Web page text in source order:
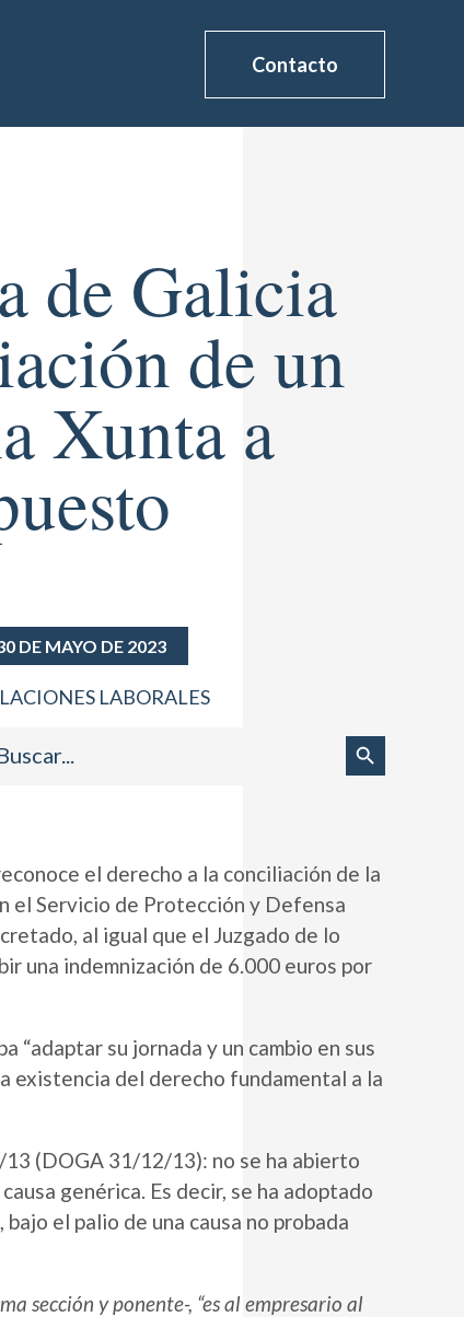
Contacto
de Galicia
de un
Xunta a
DE MAYO DE 2023
LABORALES
Botón de búsqueda
el derecho a la conciliación de la
el Servicio de Protección y Defensa
al igual que el Juzgado de lo
una indemnización de 6.000 euros por
“adaptar su jornada y un cambio en sus
existencia del derecho fundamental a la
(DOGA 31/12/13): no se ha abierto
genérica. Es decir, se ha adoptado
el palio de una causa no probada
sección y ponente-, “es al empresario al